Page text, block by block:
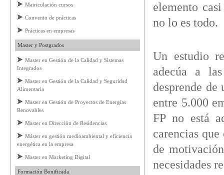
Matriculación cursos
Convenio de prácticas
Prácticas en empresas
Master y Postgrados
Master en Gestión de la Calidad y Sistemas
Integrados
Master en Gestión de la Calidad y Seguridad
Alimentaria
Master en Gestión de Proyectos de Energías
Renovables
Master en Dirección de Residencias
Máster en gestión medioambiental y eficiencia
energética en la empresa
Master en Marketing Digital
Formación Bonificada
elemento
no lo es todo.
Un estudio
adecúa a
desprende de
entre 5.000
FP no está
carencias
de
necesidades